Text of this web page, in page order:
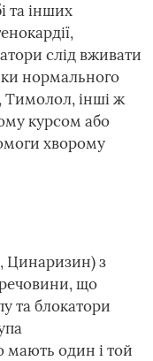
та інших
слід вживати
нормального
Тимолол, інші ж
курсом або
хворому
Цинаризин) з
речовини, що
та блокатори
мають один і той